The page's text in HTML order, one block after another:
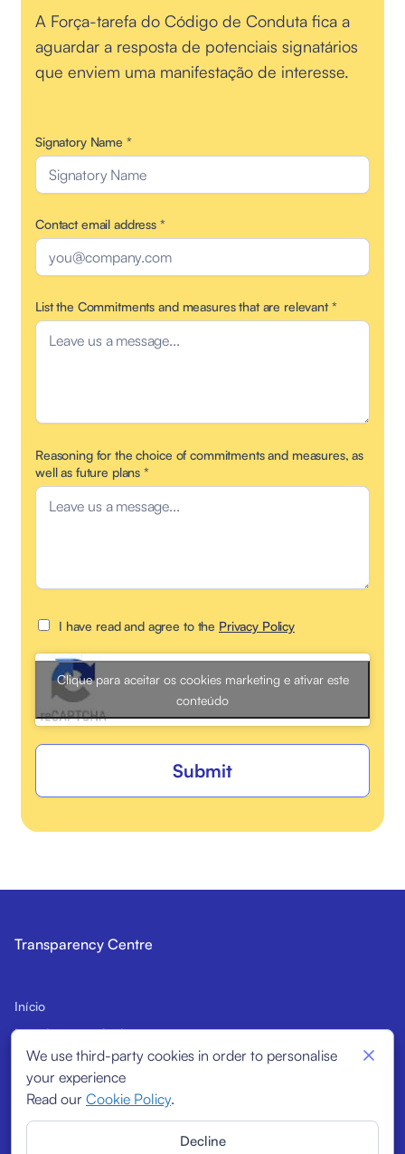
We use third-party cookies in order to personalise
your experience
Read our Cookie Policy.
Decline
A Força-tarefa do Código de Conduta fica a
aguardar a resposta de potenciais signatários
que enviem uma manifestação de interesse.
Signatory Name *
Contact email address *
List the Commitments and measures that are relevant*
Reasoning for the choice of commitments and measures, as
well as future plans*
I have read and agree to the Privacy Policy
Clique para aceitar os cookies marketing e ativar este
conteúdo
Submit
Transparency Centre
Início
Introdução ao Código
Potenciais signatários
Indicadores estruturais